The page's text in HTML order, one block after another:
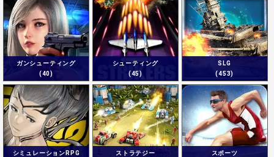
ガンシューティング
(40)
シューティング
(45)
SLG
(453)
シミュレーションRPG
ストラテジー
スポーツ